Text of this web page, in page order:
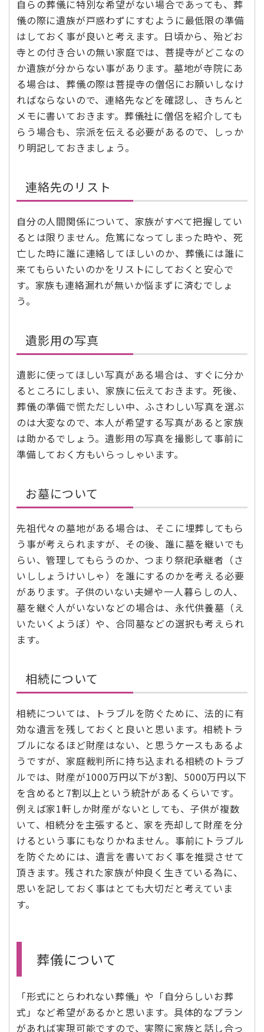
自らの葬儀に特別な希望がない場合であっても、葬
儀の際に遺族が戸惑わずにすむように最低限の準備
はしておく事が良いと考えます。日頃から、殆どお
寺との付き合いの無い家庭では、菩提寺がどこなの
か遺族が分からない事があります。墓地が寺院にあ
る場合は、葬儀の際は菩提寺の僧侶にお願いしなけ
ればならないので、連絡先などを確認し、きちんと
メモに書いておきます。葬儀社に僧侶を紹介しても
らう場合も、宗派を伝える必要があるので、しっか
り明記しておきましょう。
連絡先のリスト
自分の人間関係について、家族がすべて把握してい
るとは限りません。危篤になってしまった時や、死
亡した時に誰に連絡してほしいのか、葬儀には誰に
来てもらいたいのかをリストにしておくと安心で
す。家族も連絡漏れが無いか悩まずに済むでしょ
う。
遺影用の写真
遺影に使ってほしい写真がある場合は、すぐに分か
るところにしまい、家族に伝えておきます。死後、
葬儀の準備で慌ただしい中、ふさわしい写真を選ぶ
のは大変なので、本人が希望する写真があると家族
は助かるでしょう。遺影用の写真を撮影して事前に
準備しておく方もいらっしゃいます。
お墓について
先祖代々の墓地がある場合は、そこに埋葬してもら
う事が考えられますが、その後、誰に墓を継いでも
らい、管理してもらうのか、つまり祭祀承継者（さ
いししょうけいしゃ）を誰にするのかを考える必要
があります。子供のいない夫婦や一人暮らしの人、
墓を継ぐ人がいないなどの場合は、永代供養墓（え
いたいくようぼ）や、合同墓などの選択も考えられ
ます。
相続について
相続については、トラブルを防ぐために、法的に有
効な遺言を残しておくと良いと思います。相続トラ
ブルになるほど財産はない、と思うケースもあるよ
うですが、家庭裁判所に持ち込まれる相続のトラブ
ルでは、財産が1000万円以下が3割、5000万円以下
を含めると7割以上という統計があるくらいです。
例えば家1軒しか財産がないとしても、子供が複数
いて、相続分を主張すると、家を売却して財産を分
けるという事にもなりかねません。事前にトラブル
を防ぐためには、遺言を書いておく事を推奨させて
頂きます。残された家族が仲良く生きている為に、
思いを記しておく事はとても大切だと考えていま
す。
葬儀について
「形式にとらわれない葬儀」や「自分らしいお葬
式」など希望があるかと思います。具体的なプラン
があれば実現可能ですので、実際に家族と話し合っ